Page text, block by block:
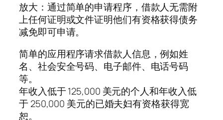
放大：通过简单的申请程序，借款人无需附
上任何证明或文件证明他们有资格获得债务
减免即可申请。
简单的应用程序请求借款人信息，例如姓
名、社会安全号码、电子邮件、电话号码
等。
年收入低于 125,000 美元的个人和年收入低
于 250,000 美元的已婚夫妇有资格获得宽
恕。